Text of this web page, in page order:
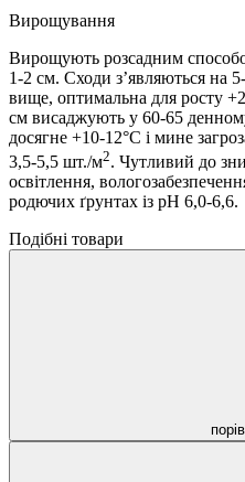
Вирощування
Вирощують розсадним
1-2 см. Сходи з’являються на
вище, оптимальна для росту
см висаджують у 60-65
досягне +10-12°С і мине
3,5-5,5 шт./м2. Чутливий до
освітлення,
родючих ґрунтах із рН 6,0-6,6.
Подібні товари